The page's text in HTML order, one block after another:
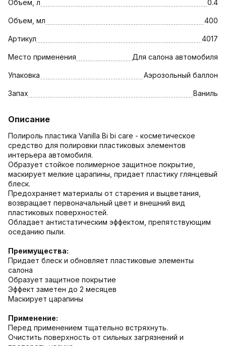
Объем, л 0.4
Объем, мл 400
Артикул 4017
Место применения Для салона автомобиля
Упаковка Аэрозольный баллон
Запах Ваниль
Описание
Полироль пластика Vanilla Bi bi care - косметическое
средство для полировки пластиковых элементов
интерьера автомобиля.
Образует стойкое полимерное защитное покрытие,
маскирует мелкие царапины, придает пластику глянцевый
блеск.
Предохраняет материалы от старения и выцветания,
возвращает первоначальный цвет и внешний вид
пластиковых поверхностей.
Обладает антистатическим эффектом, препятствующим
оседанию пыли.
Преимущества:
Придает блеск и обновляет пластиковые элементы
салона
Образует защитное покрытие
Эффект заметен до 2 месяцев
Маскирует царапины
Применение:
Перед применением тщательно встряхнуть.
Очистить поверхность от сильных загрязнений и